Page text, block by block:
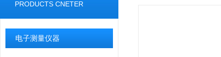
PRODUCTS CNETER
电子测量仪器